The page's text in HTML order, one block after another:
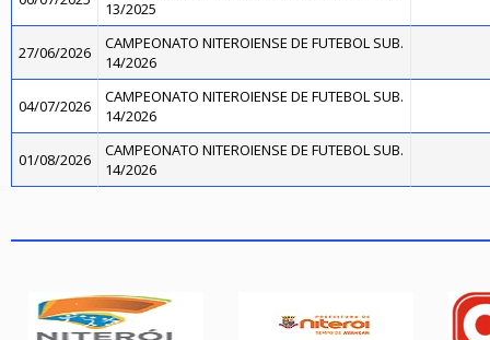
13/2025
27/06/2026
CAMPEONATO NITEROIENSE DE FUTEBOL SUB.
14/2026
04/07/2026
CAMPEONATO NITEROIENSE DE FUTEBOL SUB.
14/2026
01/08/2026
CAMPEONATO NITEROIENSE DE FUTEBOL SUB.
14/2026